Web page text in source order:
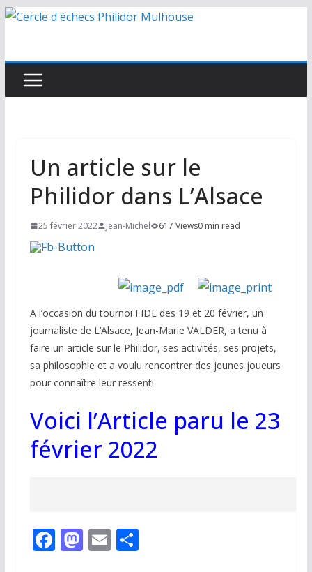
Passer
Un article sur le
Philidor dans L’Alsace
25 février 2022 Jean-Michel 617 Views0 min read
A l’occasion du tournoi FIDE des 19 et 20 février, un
journaliste de L’Alsace, Jean-Marie VALDER, a tenu à
faire un article sur le Philidor, ses activités, ses projets,
sa philosophie et a voulu rencontrer des jeunes joueurs
pour connaître leur ressenti.
Voici l’Article paru le 23
février 2022
F M E P